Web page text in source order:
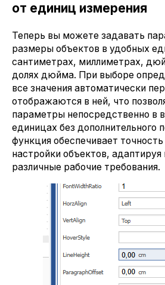
от единиц измерения
Теперь вы можете задавать
размеры объектов в удобных
сантиметрах, миллиметрах,
долях дюйма. При выборе
все значения автоматически
отображаются в ней, что
параметры непосредственно в
единицах без дополнительного
функция обеспечивает
настройки объектов,
различные рабочие требования.